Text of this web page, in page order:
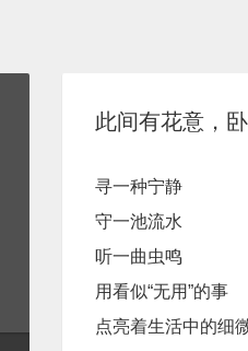
此间有花意，
寻一种宁静
守一池流水
听一曲虫鸣
用看似“无用”的事
点亮着生活中的细